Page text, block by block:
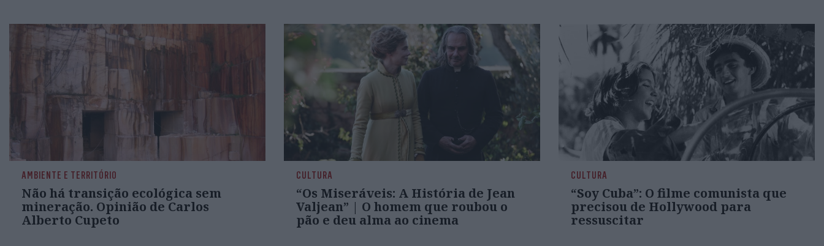
AMBIENTE E TERRITÓRIO
Não há transição ecológica sem
mineração. Opinião de Carlos
Alberto Cupeto
CULTURA
“Os Miseráveis: A História de Jean
Valjean” | O homem que roubou o
pão e deu alma ao cinema
CULTURA
“Soy Cuba”: O filme comunista que
precisou de Hollywood para
ressuscitar